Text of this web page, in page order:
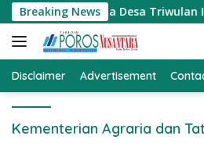
Langsung
ke
konten
Breaking News
Bantuan Dana Desa Triwulan I/II/III
Disclaimer Advertisement
Kementerian Agraria dan